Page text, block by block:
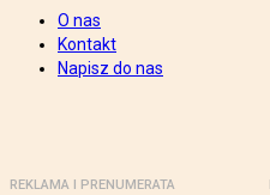
O nas
Kontakt
Napisz do nas
REKLAMA I PRENUMERATA